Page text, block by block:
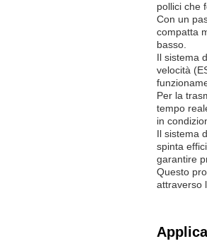
pollici che
Con un
compatta
basso.
Il sistema
velocità
Per la
tempo
in
Il sistema
spinta
garantire
Questo
attraverso